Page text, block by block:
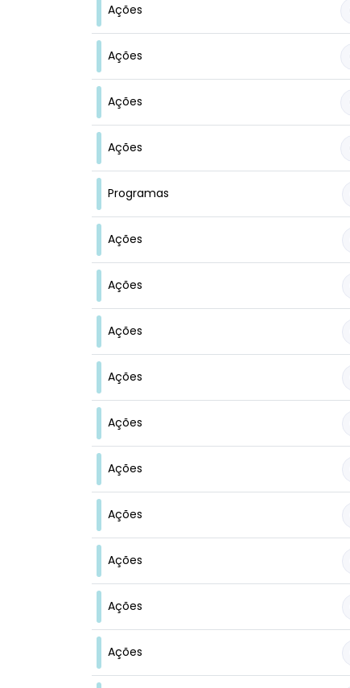
Ações
Ações
Ações
Ações
Programas
Ações
Ações
Ações
Ações
Ações
Ações
Ações
Ações
Ações
Ações